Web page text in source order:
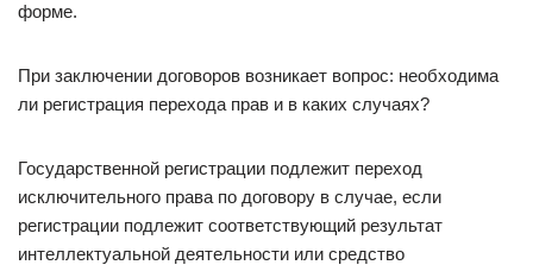
форме.
При заключении договоров возникает вопрос: необходима
ли регистрация перехода прав и в каких случаях?
Государственной регистрации подлежит переход
исключительного права по договору в случае, если
регистрации подлежит соответствующий результат
интеллектуальной деятельности или средство